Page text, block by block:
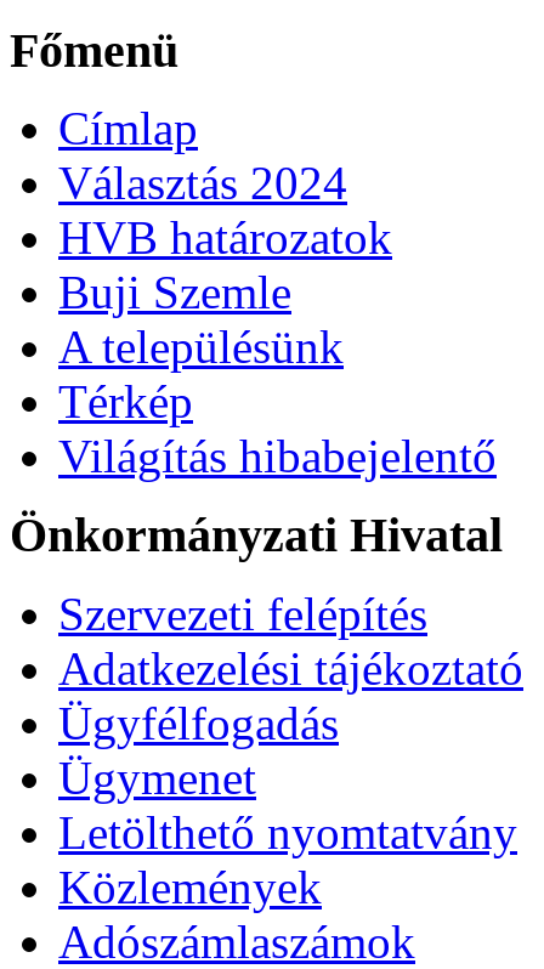
Főmenü
Címlap
Választás 2024
HVB határozatok
Buji Szemle
A településünk
Térkép
Világítás hibabejelentő
Önkormányzati Hivatal
Szervezeti felépítés
Adatkezelési tájékoztató
Ügyfélfogadás
Ügymenet
Letölthető nyomtatvány
Közlemények
Adószámlaszámok